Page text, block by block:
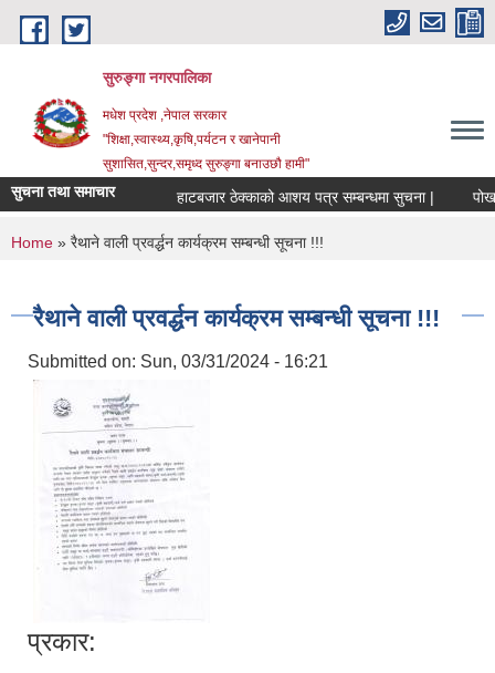
Skip to main content
सुरुङ्‍गा नगरपालिका
मधेश प्रदेश ,नेपाल सरकार
"शिक्षा,स्वास्थ्य,कृषि,पर्यटन र खानेपानी
सुशासित,सुन्दर,समृध्द सुरुङ्गा बनाउछौ हामी"
सुचना तथा समाचार हाटबजार ठेक्काको आशय पत्र सम्बन्धमा सुचना |
You are here
Home » रैथाने वाली प्रवर्द्धन कार्यक्रम सम्बन्धी सूचना !!!
रैथाने वाली प्रवर्द्धन कार्यक्रम सम्बन्धी सूचना !!!
Submitted on: Sun, 03/31/2024 - 16:21
प्रकार: